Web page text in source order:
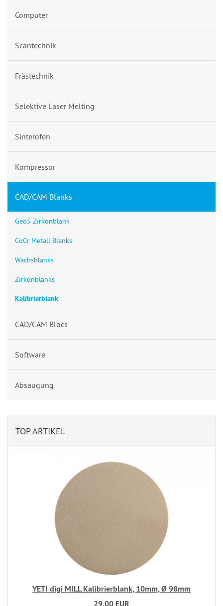
Computer
Scantechnik
Frästechnik
Selektive Laser Melting
Sinterofen
Kompressor
CAD/CAM Blanks
Geo5 Zirkonblank
CoCr Metall Blanks
Wachsblanks
Zirkonblanks
Kalibrierblank
CAD/CAM Blocs
Software
Absaugung
TOP ARTIKEL
YETI digi MILL Kalibrierblank, 10mm, Ø 98mm
29,00 EUR